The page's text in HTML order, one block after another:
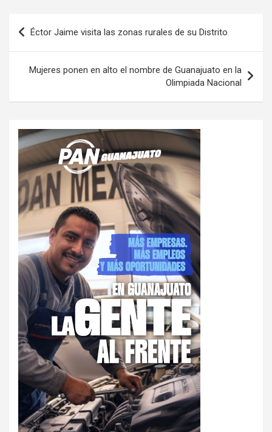
Navegación
de
entradas
Éctor Jaime visita las zonas rurales de su Distrito
Mujeres ponen en alto el nombre de Guanajuato en la
Olimpiada Nacional